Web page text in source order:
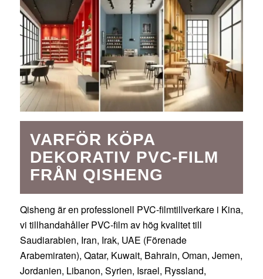
VARFÖR KÖPA
DEKORATIV PVC-FILM
FRÅN QISHENG
Qisheng är en professionell PVC-filmtillverkare i Kina,
vi tillhandahåller PVC-film av hög kvalitet till
Saudiarabien, Iran, Irak, UAE (Förenade
Arabemiraten), Qatar, Kuwait, Bahrain, Oman, Jemen,
Jordanien, Libanon, Syrien, Israel, Ryssland,